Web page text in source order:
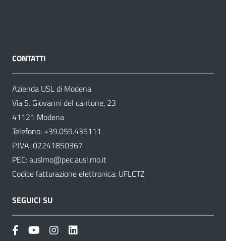
CONTATTI
Azienda USL di Modena
Via S. Giovanni del cantone, 23
41121 Modena
Telefono: +39.059.435111
P.IVA: 02241850367
PEC:auslmo@pec.ausl.mo.it
Codice fatturazione elettronica: UFLCTZ
SEGUICI SU